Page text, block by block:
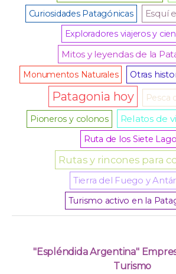
Curiosidades Patagónicas
Esquí
Exploradores viajeros y
Mitos y leyendas de la
Monumentos Naturales Otras
Patagonia hoy
Pesca
Pioneros y colonos
Relatos de
Ruta de los Siete
Rutas y rincones para
Tierra del Fuego y
Turismo activo en la
"Espléndida Argentina"
Turismo